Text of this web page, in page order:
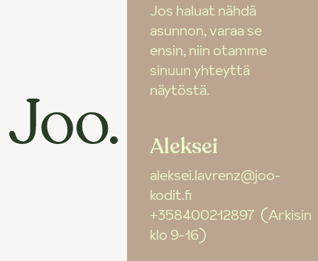
Jos haluat nähdä
asunnon, varaa se
ensin, niin otamme
sinuun yhteyttä
näytöstä.
Aleksei
aleksei.lavrenz@joo-
kodit.fi
+358400212897 (Arkisin
klo 9-16)